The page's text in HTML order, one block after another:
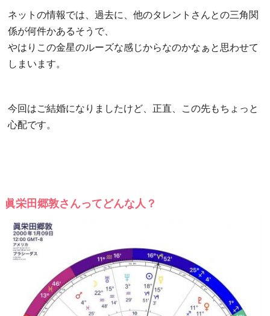
ネットの情報では、過去に、他のタレントさんとの三角関
係が何件かあるそうで、
やはりこの金星のルーズな感じからなのかなぁと思わせて
しまいます。
今回はご結婚になりましたけど、正直、この先もちょっと
心配です。
眞栄田郷敦さんってどんな人？